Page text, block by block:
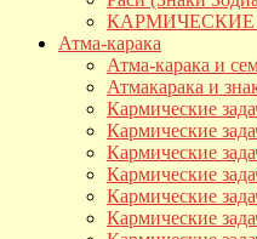
КАРМИЧЕСКИЕ
Атма-карака
Атма-карака и
Атмакарака и
Кармические
Кармические
Кармические
Кармические
Кармические
Кармические